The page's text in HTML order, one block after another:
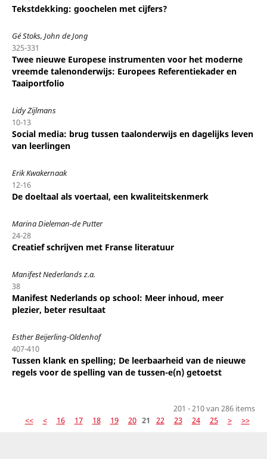
Tekstdekking: goochelen met cijfers?
Gé Stoks, John de Jong
325-331
Twee nieuwe Europese instrumenten voor het moderne
vreemde talenonderwijs: Europees Referentiekader en
Taaiportfolio
Lidy Zijlmans
10-13
Social media: brug tussen taalonderwijs en dagelijks leven
van leerlingen
Erik Kwakernaak
12-16
De doeltaal als voertaal, een kwaliteitskenmerk
Marina Dieleman-de Putter
24-28
Creatief schrijven met Franse literatuur
Manifest Nederlands z.a.
38
Manifest Nederlands op school: Meer inhoud, meer
plezier, beter resultaat
Esther Beijerling-Oldenhof
407-410
Tussen klank en spelling; De leerbaarheid van de nieuwe
regels voor de spelling van de tussen-e(n) getoetst
201 - 210 van 286 items
<<
< 16 17 18 19 20 21 22 23 24 25 > >>